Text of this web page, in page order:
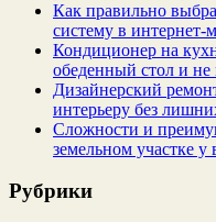
Как правильно
систему в
Кондиционер на
обеденный стол и не
Дизайнерский
интерьеру без
Сложности и
земельном участке у
Рубрики